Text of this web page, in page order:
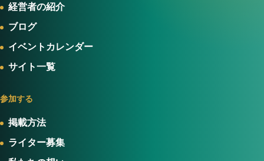
経営者の紹介
ブログ
イベントカレンダー
サイト一覧
参加する
掲載方法
ライター募集